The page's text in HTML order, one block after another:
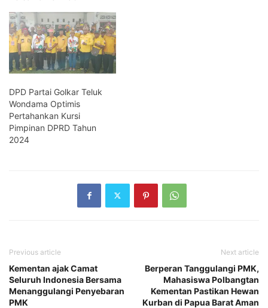
DPD Partai Golkar Teluk
Wondama Optimis
Pertahankan Kursi
Pimpinan DPRD Tahun
2024
Previous article
Kementan ajak Camat
Seluruh Indonesia Bersama
Menanggulangi Penyebaran
PMK
Next article
Berperan Tanggulangi PMK,
Mahasiswa Polbangtan
Kementan Pastikan Hewan
Kurban di Papua Barat Aman